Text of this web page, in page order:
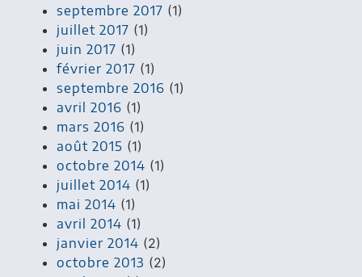
septembre 2017 (1)
juillet 2017 (1)
juin 2017 (1)
février 2017 (1)
septembre 2016 (1)
avril 2016 (1)
mars 2016 (1)
août 2015 (1)
octobre 2014 (1)
juillet 2014 (1)
mai 2014 (1)
avril 2014 (1)
janvier 2014 (2)
octobre 2013 (2)